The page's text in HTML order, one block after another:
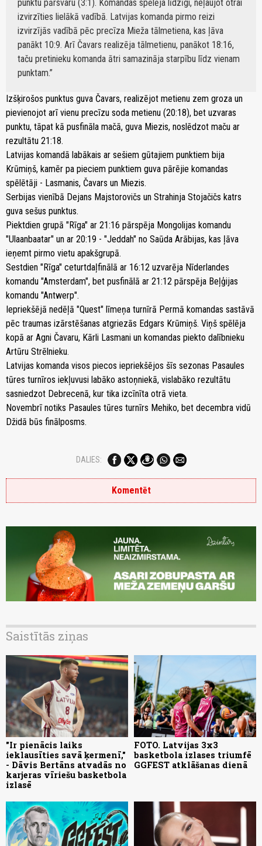
punktu pārsvaru (3:1). Komandas spēlēja līdzīgi, neļaujot otrai
izvirzīties lielākā vadībā. Latvijas komanda pirmo reizi
izvirzījās vadībā pēc precīza Mieža tālmetiena, kas ļāva
panākt 10:9. Arī Čavars realizēja tālmetienu, panākot 18:16,
taču pretinieku komanda ātri samazināja starpību līdz vienam
punktam.
Izšķirošos punktus guva Čavars, realizējot metienu zem groza un
pievienojot arī vienu precīzu soda metienu (20:18), bet uzvaras
punktu, tāpat kā pusfināla mačā, guva Miezis, noslēdzot maču ar
rezultātu 21:18.
Latvijas komandā labākais ar sešiem gūtajiem punktiem bija
Krūmiņš, kamēr pa pieciem punktiem guva pārējie komandas
spēlētāji - Lasmanis, Čavars un Miezis.
Serbijas vienībā Dejans Majstorovičs un Strahinja Stojačičs katrs
guva sešus punktus.
Piektdien grupā "Rīga" ar 21:16 pārspēja Mongolijas komandu
"Ulaanbaatar" un ar 20:19 - "Jeddah" no Saūda Arābijas, kas ļāva
ieņemt pirmo vietu apakšgrupā.
Sestdien "Rīga" ceturtdaļfinālā ar 16:12 uzvarēja Nīderlandes
komandu "Amsterdam", bet pusfinālā ar 21:12 pārspēja Beļģijas
komandu "Antwerp".
Iepriekšējā nedēļā "Quest" līmeņa turnīrā Permā komandas sastāvā
pēc traumas izārstēšanas atgriezās Edgars Krūmiņš. Viņš spēlēja
kopā ar Agni Čavaru, Kārli Lasmani un komandas piekto dalībnieku
Artūru Strēlnieku.
Latvijas komanda visos piecos iepriekšējos šīs sezonas Pasaules
tūres turnīros iekļuvusi labāko astoņniekā, vislabāko rezultātu
sasniedzot Debrecenā, kur tika izcīnīta otrā vieta.
Novembrī notiks Pasaules tūres turnīrs Mehiko, bet decembra vidū
Džidā būs finālposms.
DALIES:
Komentēt
Saistītās ziņas
"Ir pienācis laiks
ieklausīties savā ķermenī,"
- Dāvis Bertāns atvadās no
karjeras vīriešu basketbola
izlasē
FOTO. Latvijas 3x3
basketbola izlases triumfē
GGFEST atklāšanas dienā